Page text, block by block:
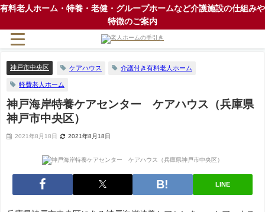
有料老人ホーム・特養・老健・グループホームなど介護施設の仕組みや
特徴のご案内
神戸市中央区 ケアハウス 介護付き有料老人ホーム
軽費老人ホーム
神戸海岸特養ケアセンター ケアハウス（兵庫県
神戸市中央区）
2021年8月18日 2021年8月18日
LINE